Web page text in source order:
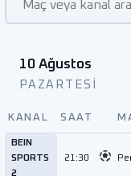
10 Ağustos
PAZARTESI
KANAL SAAT
BEIN
SPORTS
2
21:30